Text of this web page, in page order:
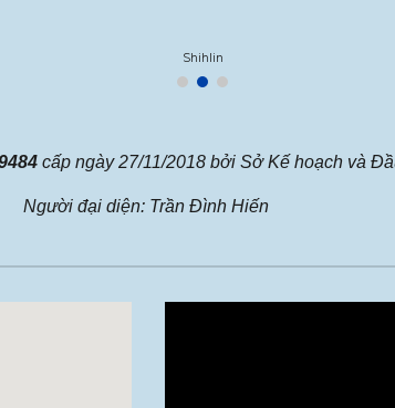
Shihlin
cấp ngày 27/11/2018 bởi Sở Kế hoạch và
Người đại diện: Trần Đình Hiến